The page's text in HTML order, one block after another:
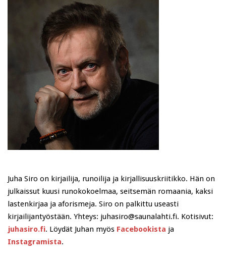
Juha Siro on kirjailija, runoilija ja kirjallisuuskriitikko. Hän on
julkaissut kuusi runokokoelmaa, seitsemän romaania, kaksi
lastenkirjaa ja aforismeja. Siro on palkittu useasti
kirjailijantyöstään. Yhteys: juhasiro@saunalahti.fi. Kotisivut:
juhasiro.fi. Löydät Juhan myös Facebookista ja
Instagramista.